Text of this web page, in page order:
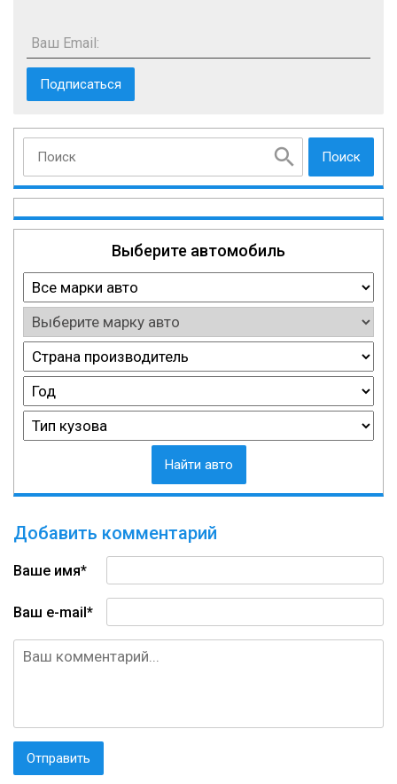
Поиск
Выберите автомобиль
Найти авто
Ваш Email:
Добавить комментарий
Ваше имя*
Ваш e-mail*